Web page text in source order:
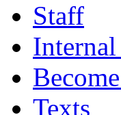
Staff
Texts